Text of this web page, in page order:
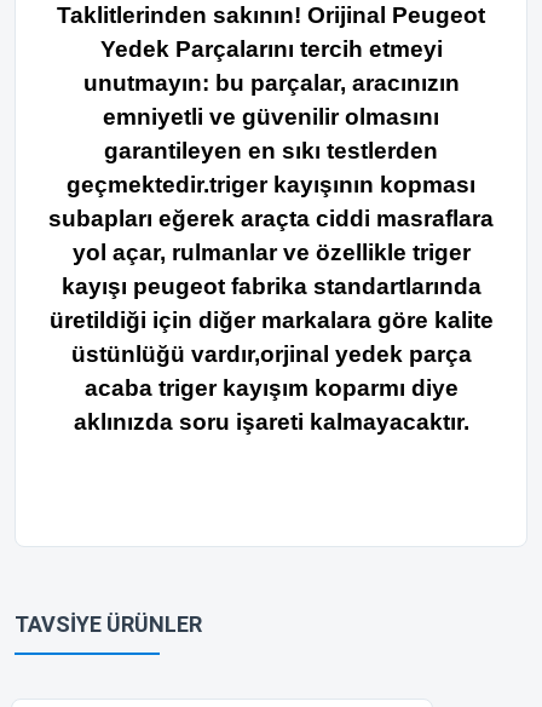
Taklitlerinden sakının! Orijinal Peugeot
Yedek Parçalarını tercih etmeyi
unutmayın: bu parçalar, aracınızın
emniyetli ve güvenilir olmasını
garantileyen en sıkı testlerden
geçmektedir.triger kayışının kopması
subapları eğerek araçta ciddi masraflara
yol açar, rulmanlar ve özellikle triger
kayışı peugeot fabrika standartlarında
üretildiği için diğer markalara göre kalite
üstünlüğü vardır,orjinal yedek parça
acaba triger kayışım koparmı diye
aklınızda soru işareti kalmayacaktır.
Görüş ve önerileriniz için teşekkür ederiz.
TAVSİYE ÜRÜNLER